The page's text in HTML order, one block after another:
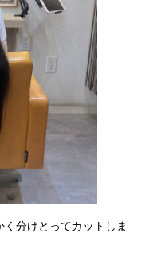
分けとってカットしま